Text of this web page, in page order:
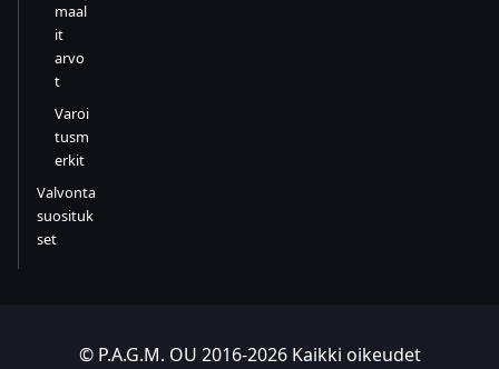
maal
it
arvo
t
Varoi
tusm
erkit
Valvonta
suosituk
set
© P.A.G.M. OU 2016-2026 Kaikki oikeudet